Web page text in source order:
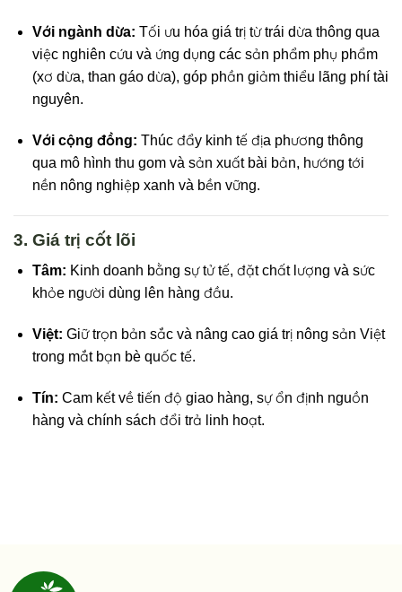
Với ngành dừa: Tối ưu hóa giá trị từ trái dừa thông qua
việc nghiên cứu và ứng dụng các sản phẩm phụ phẩm
(xơ dừa, than gáo dừa), góp phần giảm thiểu lãng phí tài
nguyên.
Với cộng đồng: Thúc đẩy kinh tế địa phương thông
qua mô hình thu gom và sản xuất bài bản, hướng tới
nền nông nghiệp xanh và bền vững.
3. Giá trị cốt lõi
Tâm: Kinh doanh bằng sự tử tế, đặt chất lượng và sức
khỏe người dùng lên hàng đầu.
Việt: Giữ trọn bản sắc và nâng cao giá trị nông sản Việt
trong mắt bạn bè quốc tế.
Tín: Cam kết về tiến độ giao hàng, sự ổn định nguồn
hàng và chính sách đổi trả linh hoạt.